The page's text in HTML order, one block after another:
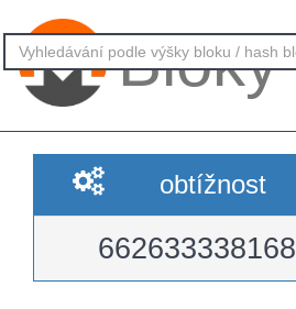
Bloky
obtížnost
662633338168